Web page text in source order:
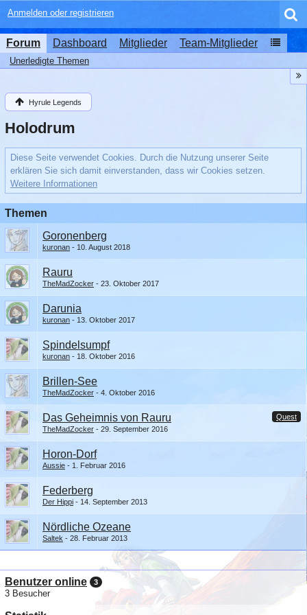
Anmelden oder registrieren
Forum Dashboard Mitglieder Team-Mitglieder
Unerledigte Themen
Hyrule Legends
Holodrum
Diese Seite verwendet Cookies. Durch die Nutzung unserer Seite
erklären Sie sich damit einverstanden, dass wir Cookies setzen.
Weitere Informationen
Themen
Goronenberg
kuronan 10. August 2018
Rauru
TheMadZocker 23. Oktober 2017
Darunia
kuronan 13. Oktober 2017
Spindelsumpf
kuronan 18. Oktober 2016
Brillen-See
TheMadZocker 4. Oktober 2016
Quest
Das Geheimnis von Rauru
TheMadZocker 29. September 2016
Horon-Dorf
Aussie 1. Februar 2016
Federberg
Der Hippi 14. September 2013
Nördliche Ozeane
Saltek 28. Februar 2013
Benutzer online 3
3 Besucher